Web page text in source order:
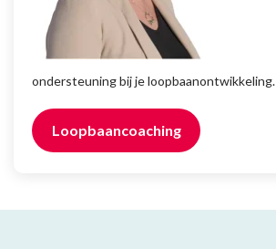
ondersteuning bij je loopbaanontwikkeling.
Loopbaancoaching